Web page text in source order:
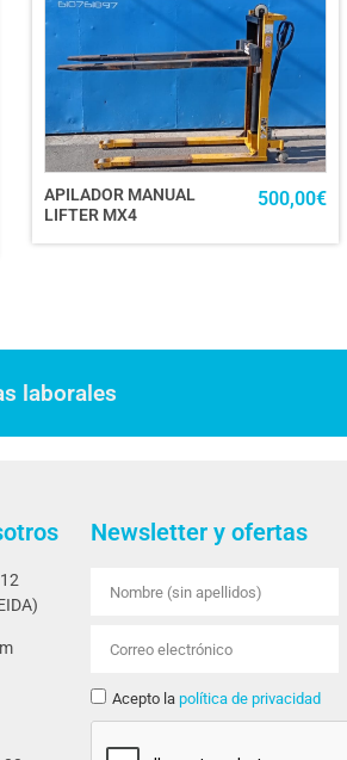
APILADOR MANUAL
LIFTER MX4
500,00€
laborales
Newsletter y ofertas
Acepto la política de privacidad